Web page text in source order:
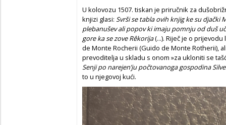
U kolovozu 1507. tiskan je priručnik za
knjizi glasi: Svrši se tabla ovih knjig ke su
plebanušev ali popov ki imaju pomnju od duš
gore ka se zove Rêkorija(...). Riječ je o
de Monte Rocherii (Guido de Monte Rotherii),
prevoditelja u skladu s onom »za ukloniti se
Senji po narejen’ju počtovanoga gospodina
to u njegovoj kući.